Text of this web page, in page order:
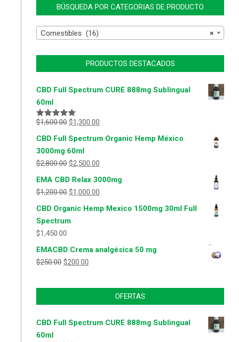
BÚSQUEDA POR CATEGORIAS DE PRODUCTO
×
Comestibles (16)
PRODUCTOS DESTACADOS
CBD Full Spectrum CURE 888mg Sublingual
60ml
Valorado
5
$1,600.00 $1,300.00
CBD Full Spectrum Organic Hemp México
3000mg 60ml
$2,800.00 $2,500.00
EMA CBD Relax 3000mg
$1,200.00 $1,000.00
CBD Organic Hemp Mexico 1500mg 30ml Full
Spectrum
$1,450.00
EMACBD Crema analgésica 50 mg
$250.00 $200.00
OFERTAS
CBD Full Spectrum CURE 888mg Sublingual
60ml